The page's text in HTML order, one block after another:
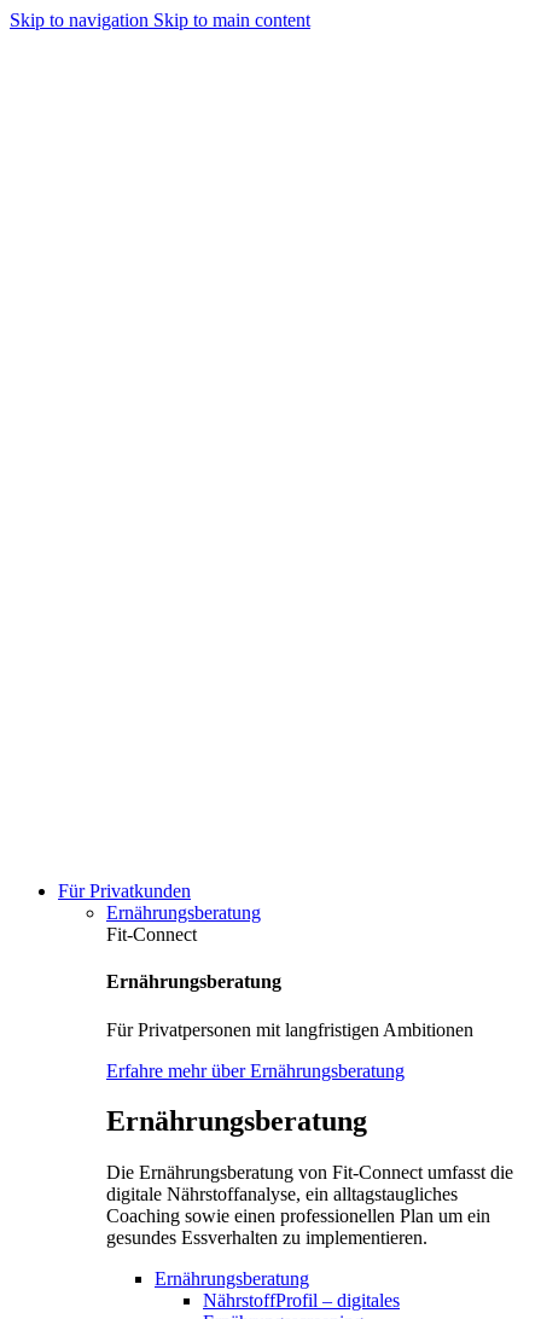
Skip to navigation Skip to main content
Für Privatkunden
Ernährungsberatung
Fit-Connect
Ernährungsberatung
Für Privatpersonen mit langfristigen Ambitionen
Erfahre mehr über Ernährungsberatung
Ernährungsberatung
Die Ernährungsberatung von Fit-Connect umfasst die
digitale Nährstoffanalyse, ein alltagstaugliches
Coaching sowie einen professionellen Plan um ein
gesundes Essverhalten zu implementieren.
Ernährungsberatung
NährstoffProfil – digitales